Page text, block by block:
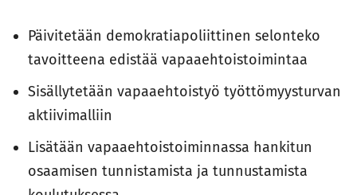
Päivitetään demokratiapoliittinen selonteko
tavoitteena edistää vapaaehtoistoimintaa
Sisällytetään vapaaehtoistyö työttömyysturvan
aktiivimalliin
Lisätään vapaaehtoistoiminnassa hankitun
osaamisen tunnistamista ja tunnustamista